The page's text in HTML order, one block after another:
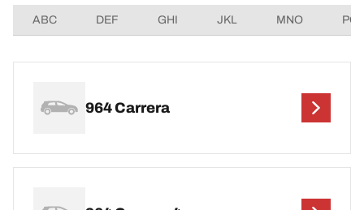
ABC DEF GHI JKL MNO
964 Carrera